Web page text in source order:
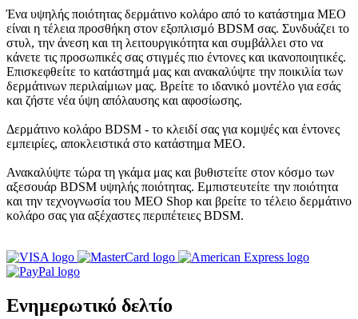
Ένα υψηλής ποιότητας δερμάτινο κολάρο από το κατάστημα MEO
είναι η τέλεια προσθήκη στον εξοπλισμό BDSM σας. Συνδυάζει το
στυλ, την άνεση και τη λειτουργικότητα και συμβάλλει στο να
κάνετε τις προσωπικές σας στιγμές πιο έντονες και ικανοποιητικές.
Επισκεφθείτε το κατάστημά μας και ανακαλύψτε την ποικιλία των
δερμάτινων περιλαίμιων μας. Βρείτε το ιδανικό μοντέλο για εσάς
και ζήστε νέα ύψη απόλαυσης και αφοσίωσης.
Δερμάτινο κολάρο BDSM - το κλειδί σας για κομψές και έντονες
εμπειρίες, αποκλειστικά στο κατάστημα MEO.
Ανακαλύψτε τώρα τη γκάμα μας και βυθιστείτε στον κόσμο των
αξεσουάρ BDSM υψηλής ποιότητας. Εμπιστευτείτε την ποιότητα
και την τεχνογνωσία του MEO Shop και βρείτε το τέλειο δερμάτινο
κολάρο σας για αξέχαστες περιπέτειες BDSM.
Ενημερωτικό δελτίο